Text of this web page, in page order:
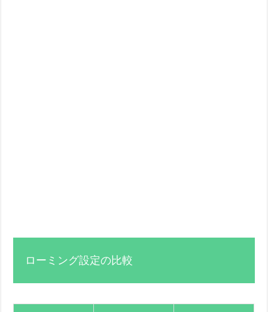
ローミング設定の比較